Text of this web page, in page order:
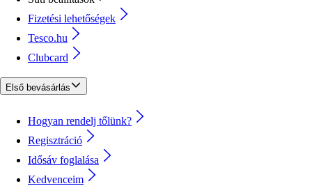
Fizetési lehetőségek
Tesco.hu
Clubcard
Első bevásárlás
Hogyan rendelj tőlünk?
Regisztráció
Idősáv foglalása
Kedvenceim